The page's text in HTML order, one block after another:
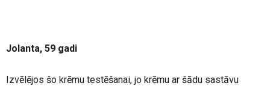
Jolanta, 59 gadi
Izvēlējos šo krēmu testēšanai, jo krēmu ar šādu sastāvu